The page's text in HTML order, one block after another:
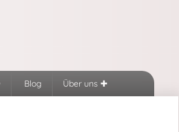
Blog Über uns